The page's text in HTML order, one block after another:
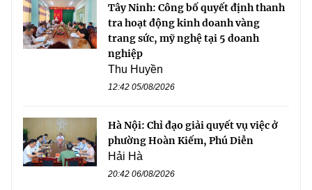
Tây Ninh: Công bố quyết định thanh
tra hoạt động kinh doanh vàng
trang sức, mỹ nghệ tại 5 doanh
nghiệp
Thu Huyền
12:42 05/08/2026
Hà Nội: Chỉ đạo giải quyết vụ việc ở
phường Hoàn Kiếm, Phú Diễn
Hải Hà
20:42 06/08/2026